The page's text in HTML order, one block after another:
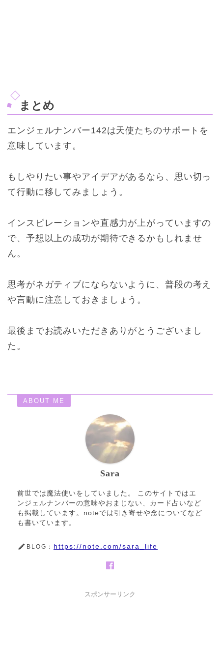
まとめ
エンジェルナンバー142は天使たちのサポートを
意味しています。
もしやりたい事やアイデアがあるなら、思い切っ
て行動に移してみましょう。
インスピレーションや直感力が上がっていますの
で、予想以上の成功が期待できるかもしれませ
ん。
思考がネガティブにならないように、普段の考え
や言動に注意しておきましょう。
最後までお読みいただきありがとうございまし
た。
ABOUT ME
Sara
前世では魔法使いをしていました。 このサイトではエ
ンジェルナンバーの意味やおまじない、カード占いなど
も掲載しています。noteでは引き寄せや念についてなど
も書いています。
BLOG： https://note.com/sara_life
スポンサーリンク